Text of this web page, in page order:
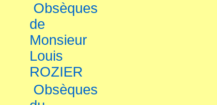
Obsèques
de
Monsieur
Louis
ROZIER
Obsèques